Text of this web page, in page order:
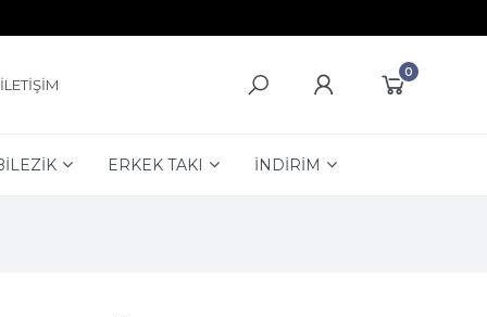
İLETİŞİM
0
ERKEK TAKI İNDİRİM